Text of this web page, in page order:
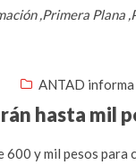
,Primera
ANTAD informa
hasta mil
y mil pesos para